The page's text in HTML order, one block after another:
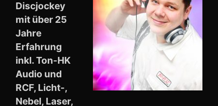
Discjockey
mit über 25
Jahre
Erfahrung
inkl. Ton-HK
Audio und
RCF, Licht-,
Nebel, Laser,